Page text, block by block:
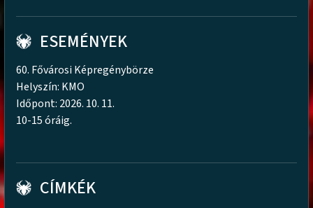
ESEMÉNYEK
60. Fővárosi Képregénybörze
Helyszín: KMO
Időpont: 2026. 10. 11.
10-15 óráig.
CÍMKÉK